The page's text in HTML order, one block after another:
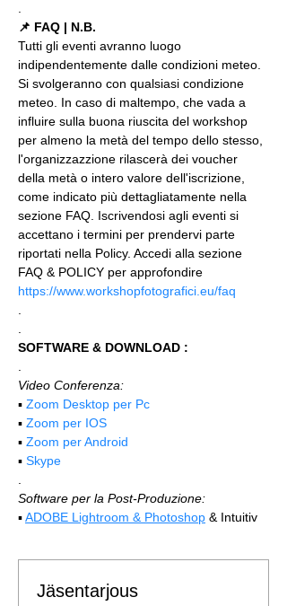
📌 FAQ | N.B.
Tutti gli eventi avranno luogo
indipendentemente dalle condizioni meteo.
Si svolgeranno con qualsiasi condizione
meteo. In caso di maltempo, che vada a
influire sulla buona riuscita del workshop
per almeno la metà del tempo dello stesso,
l'organizzazzione rilascerà dei voucher
della metà o intero valore dell'iscrizione,
come indicato più dettagliatamente nella
sezione FAQ. Iscrivendosi agli eventi si
accettano i termini per prendervi parte
riportati nella Policy. Accedi alla sezione
FAQ & POLICY per approfondire
https://www.workshopfotografici.eu/faq
SOFTWARE & DOWNLOAD :
Video Conferenza:
▪️ Zoom Desktop per Pc
▪️ Zoom per IOS
▪️ Zoom per Android
▪️ Skype
Software per la Post-Produzione:
▪️ ADOBE Lightroom & Photoshop & Intuitiv
Jäsentarjous